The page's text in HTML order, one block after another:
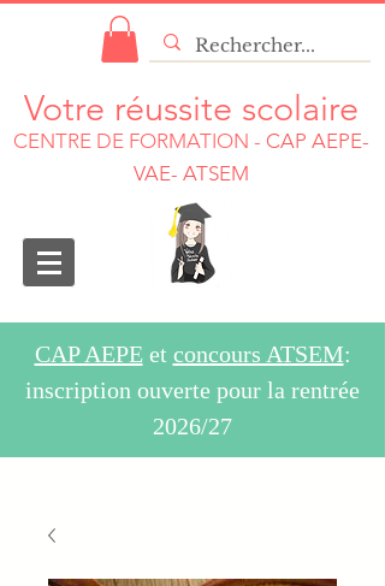
Votre réussite scolaire
CENTRE DE FORMATION - CAP AEPE-
VAE- ATSEM
CAP AEPEet concours ATSEM:
inscription ouverte pour la rentrée
2026/27